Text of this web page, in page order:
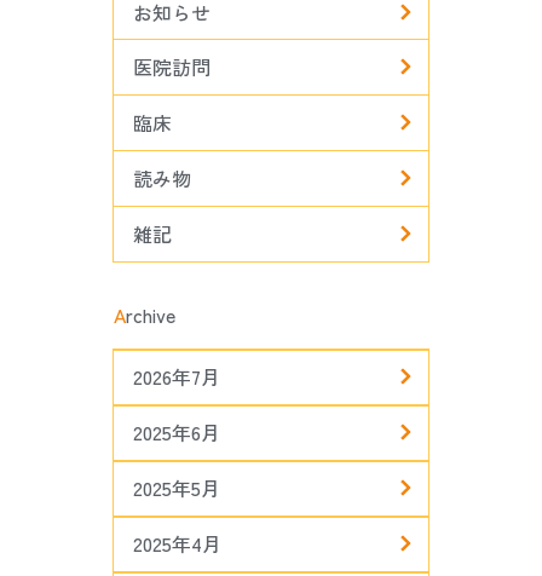
お知らせ
医院訪問
臨床
読み物
雑記
Archive
2026年7月
2025年6月
2025年5月
2025年4月